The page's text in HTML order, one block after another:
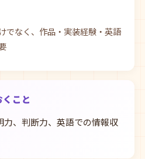
でなく、作品・実装経験・英語
こと
、判断力、英語での情報収